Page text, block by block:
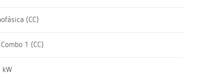
(CC)
Combo 1 (CC)
kW